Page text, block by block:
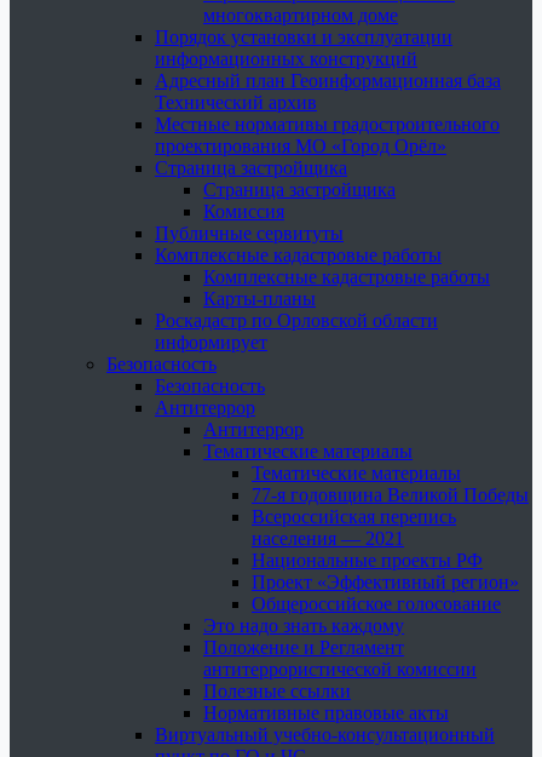
многоквартирном доме
Порядок установки и эксплуатации
информационных конструкций
Адресный план Геоинформационная база
Технический архив
Местные нормативы градостроительного
проектирования МО «Город Орёл»
Страница застройщика
Страница застройщика
Комиссия
Публичные сервитуты
Комплексные кадастровые работы
Комплексные кадастровые работы
Карты-планы
Роскадастр по Орловской области
информирует
Безопасность
Безопасность
Антитеррор
Антитеррор
Тематические материалы
Тематические материалы
77-я годовщина Великой Победы
Всероссийская перепись
населения — 2021
Национальные проекты РФ
Проект «Эффективный регион»
Общероссийское голосование
Это надо знать каждому
Положение и Регламент
антитеррористической комиссии
Полезные ссылки
Нормативные правовые акты
Виртуальный учебно-консультационный